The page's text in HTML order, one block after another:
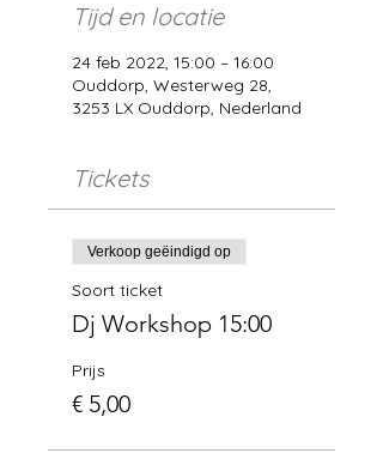
Tijd en locatie
24 feb 2022, 15:00 – 16:00
Ouddorp, Westerweg 28,
3253 LX Ouddorp, Nederland
Tickets
Verkoop geëindigd op
Soort ticket
Dj Workshop 15:00
Prijs
€ 5,00